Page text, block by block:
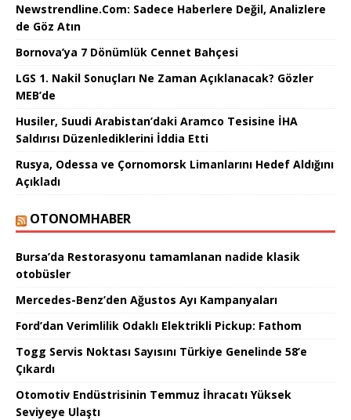
Newstrendline.Com: Sadece Haberlere Değil, Analizlere
de Göz Atın
Bornova’ya 7 Dönümlük Cennet Bahçesi
LGS 1. Nakil Sonuçları Ne Zaman Açıklanacak? Gözler
MEB’de
Husiler, Suudi Arabistan’daki Aramco Tesisine İHA
Saldırısı Düzenlediklerini İddia Etti
Rusya, Odessa ve Çornomorsk Limanlarını Hedef Aldığını
Açıkladı
OTONOMHABER
Bursa’da Restorasyonu tamamlanan nadide klasik
otobüsler
Mercedes-Benz’den Ağustos Ayı Kampanyaları
Ford’dan Verimlilik Odaklı Elektrikli Pickup: Fathom
Togg Servis Noktası Sayısını Türkiye Genelinde 58’e
Çıkardı
Otomotiv Endüstrisinin Temmuz İhracatı Yüksek
Seviyeye Ulaştı